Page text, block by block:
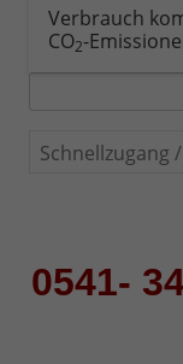
Verbrauch
CO2-
Schnellzugang
0541-